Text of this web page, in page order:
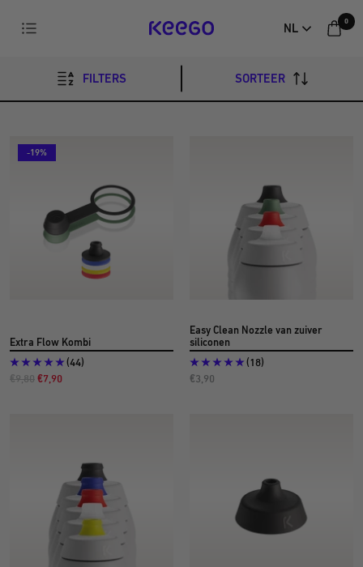
Navigatie KEEGO NL
0
FILTERS SORTEER
-19%
Extra Flow Kombi
(44)
Aanbiedingsprijs
€7,90
Normale
€9,80
Easy Clean Nozzle van zuiver
siliconen
(18)
Aanbiedingsprijs
€3,90